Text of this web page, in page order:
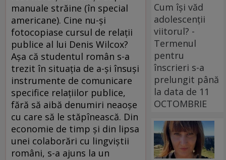
Cum își văd
adolescenții
viitorul? -
Termenul
pentru
înscrieri s-a
prelungit până
la data de 11
OCTOMBRIE